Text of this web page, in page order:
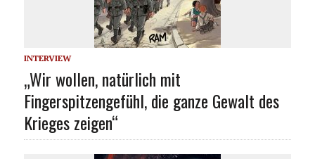
INTERVIEW
„Wir wollen, natürlich mit
Fingerspitzengefühl, die ganze Gewalt des
Krieges zeigen“